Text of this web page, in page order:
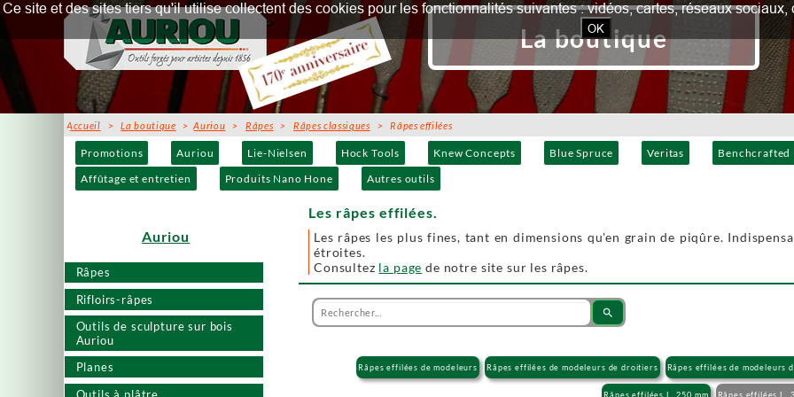
Promotions Auriou Lie-Nielsen Hock Tools Knew Concepts Blue Spruce Veritas Benchcrafted
Affûtage et entretien
Produits Nano Hone Autres outils
Râpes
Rifloirs-râpes
Outils de sculpture sur bois
Auriou
Planes
Outils à plâtre
La boutique
Accueil >La boutique >Auriou >Râpes >Râpes classiques > Râpes effilées
Les râpes effilées.
Les râpes les plus fines, tant en dimensions qu'en grain de piqûre.
étroites.
Consultez la page de notre site sur les râpes.
Auriou
search
Râpes effilées de modeleurs Râpes effilées de modeleurs de droitiers Râpes effilées de modeleurs
Râpes effilées L. 250 mm Râpes effilées L.
Ce site et des sites tiers qu'il utilise collectent des cookies pour les fonctionnalités suivantes : vidéos, cartes, réseaux
OK